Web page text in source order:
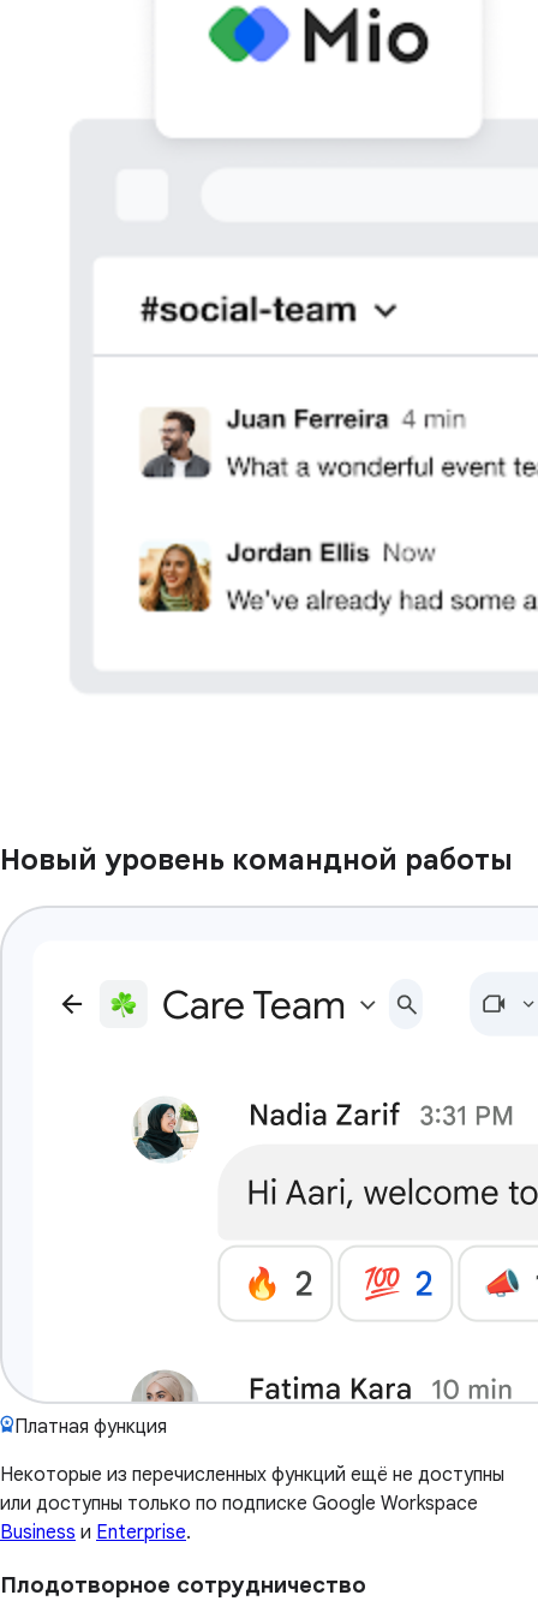
Новый уровень командной работы
Платная функция
Некоторые из перечисленных функций ещё не доступны
или доступны только по подписке Google Workspace
Business и Enterprise.
Плодотворное сотрудничество